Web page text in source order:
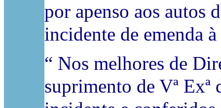
por apenso aos autos
incidente de emenda
“ Nos melhores de
suprimento de Vª Exª